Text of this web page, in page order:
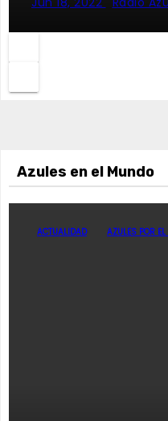
Azules en el Mundo
ACTUALIDAD AZULES POR